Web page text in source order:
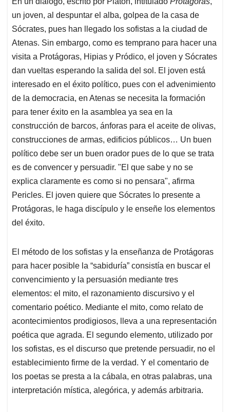
s
A
p
p
b
o
o
k
e
d
I
n
l
a
d
s
un joven, al despuntar el alba, golpea de la casa de
Sócrates, pues han llegado los sofistas a la ciudad de
Atenas. Sin embargo, como es temprano para hacer una
visita a Protágoras, Hipias y Pródico, el joven y Sócrates
dan vueltas esperando la salida del sol. El joven está
interesado en el éxito político, pues con el advenimiento
de la democracia, en Atenas se necesita la formación
para tener éxito en la asamblea ya sea en la
construcción de barcos, ánforas para el aceite de olivas,
construcciones de armas, edificios públicos… Un buen
político debe ser un buen orador pues de lo que se trata
es de convencer y persuadir. "El que sabe y no se
explica claramente es como si no pensara", afirma
Pericles. El joven quiere que Sócrates lo presente a
Protágoras, le haga discípulo y le enseñe los elementos
del éxito.
El método de los sofistas y la enseñanza de Protágoras
para hacer posible la “sabiduría” consistía en buscar el
convencimiento y la persuasión mediante tres
elementos: el mito, el razonamiento discursivo y el
comentario poético. Mediante el mito, como relato de
acontecimientos prodigiosos, lleva a una representación
poética que agrada. El segundo elemento, utilizado por
los sofistas, es el discurso que pretende persuadir, no el
establecimiento firme de la verdad. Y el comentario de
los poetas se presta a la cábala, en otras palabras, una
interpretación mística, alegórica, y además arbitraria.